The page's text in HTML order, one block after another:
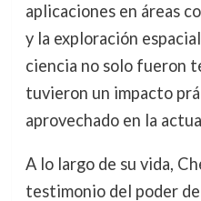
aplicaciones en áreas
y la exploración
ciencia no solo fueron
tuvieron un impacto
aprovechado en la
A lo largo de su vida,
testimonio del poder